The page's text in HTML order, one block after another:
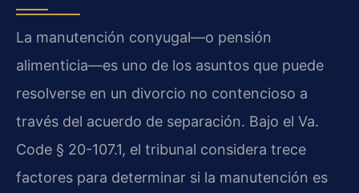
La manutención conyugal—o pensión
alimenticia—es uno de los asuntos que puede
resolverse en un divorcio no contencioso a
través del acuerdo de separación. Bajo el Va.
Code § 20-107.1, el tribunal considera trece
factores para determinar si la manutención es